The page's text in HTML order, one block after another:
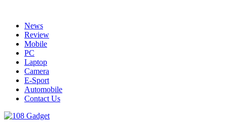
contentNews
Review
Mobile
PC
Laptop
Camera
E-Sport
Automobile
Contact Us